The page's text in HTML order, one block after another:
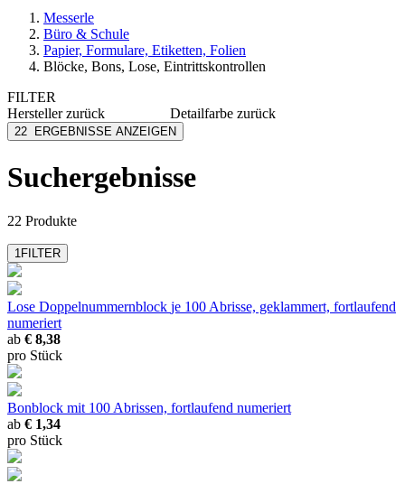
Messerle
Büro & Schule
Papier, Formulare, Etiketten, Folien
Blöcke, Bons, Lose, Eintrittskontrollen
FILTER
Herstellerzurück
Avery Zweckform
Sigel
Wolf+Appenzeller
Detailfarbe zurück
farblich sortiert
22 ERGEBNISSE ANZEIGEN
Suchergebnisse
22 Produkte
1FILTER
Lose Doppelnummernblock je 100 Abrisse, geklammert, fortlaufend
numeriert
ab € 8,38
pro Stück
Bonblock mit 100 Abrissen, fortlaufend numeriert
ab € 1,34
pro Stück